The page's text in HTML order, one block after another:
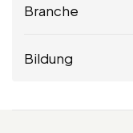
Branche
Bildung